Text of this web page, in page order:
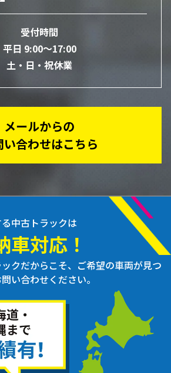
受付時間
平日 9:00～17:00
土・日・祝休業
メールからの
い合わせはこちら
中古トラックは
車対応！
クだからこそ、ご希望の車両が見つ
い合わせください。